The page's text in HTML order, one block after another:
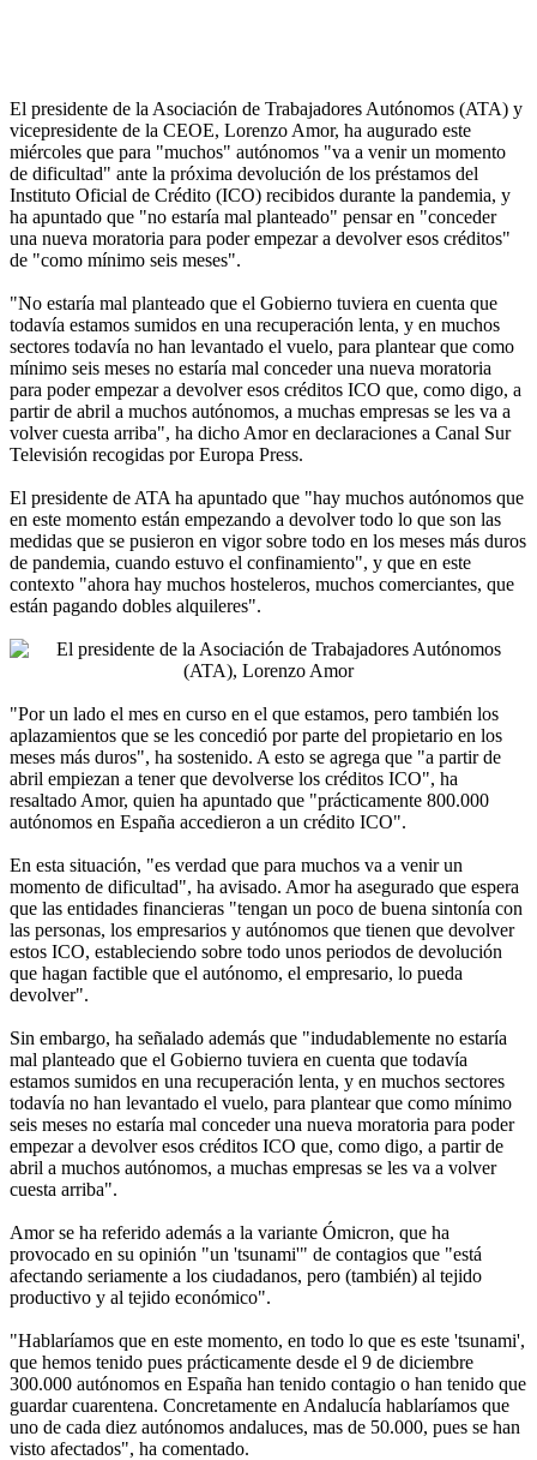
El presidente de la Asociación de Trabajadores Autónomos (ATA) y
vicepresidente de la CEOE, Lorenzo Amor, ha augurado este
miércoles que para "muchos" autónomos "va a venir un momento
de dificultad" ante la próxima devolución de los préstamos del
Instituto Oficial de Crédito (ICO) recibidos durante la pandemia, y
ha apuntado que "no estaría mal planteado" pensar en "conceder
una nueva moratoria para poder empezar a devolver esos créditos"
de "como mínimo seis meses".
"No estaría mal planteado que el Gobierno tuviera en cuenta que
todavía estamos sumidos en una recuperación lenta, y en muchos
sectores todavía no han levantado el vuelo, para plantear que como
mínimo seis meses no estaría mal conceder una nueva moratoria
para poder empezar a devolver esos créditos ICO que, como digo, a
partir de abril a muchos autónomos, a muchas empresas se les va a
volver cuesta arriba", ha dicho Amor en declaraciones a Canal Sur
Televisión recogidas por Europa Press.
El presidente de ATA ha apuntado que "hay muchos autónomos que
en este momento están empezando a devolver todo lo que son las
medidas que se pusieron en vigor sobre todo en los meses más duros
de pandemia, cuando estuvo el confinamiento", y que en este
contexto "ahora hay muchos hosteleros, muchos comerciantes, que
están pagando dobles alquileres".
"Por un lado el mes en curso en el que estamos, pero también los
aplazamientos que se les concedió por parte del propietario en los
meses más duros", ha sostenido. A esto se agrega que "a partir de
abril empiezan a tener que devolverse los créditos ICO", ha
resaltado Amor, quien ha apuntado que "prácticamente 800.000
autónomos en España accedieron a un crédito ICO".
En esta situación, "es verdad que para muchos va a venir un
momento de dificultad", ha avisado. Amor ha asegurado que espera
que las entidades financieras "tengan un poco de buena sintonía con
las personas, los empresarios y autónomos que tienen que devolver
estos ICO, estableciendo sobre todo unos periodos de devolución
que hagan factible que el autónomo, el empresario, lo pueda
devolver".
Sin embargo, ha señalado además que "indudablemente no estaría
mal planteado que el Gobierno tuviera en cuenta que todavía
estamos sumidos en una recuperación lenta, y en muchos sectores
todavía no han levantado el vuelo, para plantear que como mínimo
seis meses no estaría mal conceder una nueva moratoria para poder
empezar a devolver esos créditos ICO que, como digo, a partir de
abril a muchos autónomos, a muchas empresas se les va a volver
cuesta arriba".
Amor se ha referido además a la variante Ómicron, que ha
provocado en su opinión "un 'tsunami'" de contagios que "está
afectando seriamente a los ciudadanos, pero (también) al tejido
productivo y al tejido económico".
"Hablaríamos que en este momento, en todo lo que es este 'tsunami',
que hemos tenido pues prácticamente desde el 9 de diciembre
300.000 autónomos en España han tenido contagio o han tenido que
guardar cuarentena. Concretamente en Andalucía hablaríamos que
uno de cada diez autónomos andaluces, mas de 50.000, pues se han
visto afectados", ha comentado.